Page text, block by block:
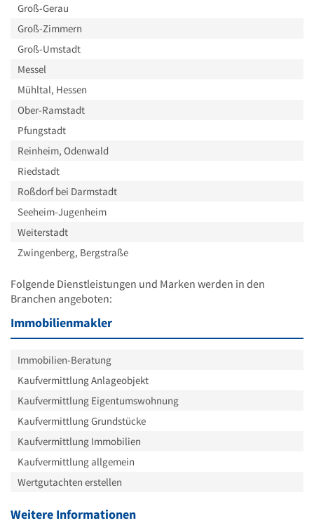
Groß-Gerau
Groß-Zimmern
Groß-Umstadt
Messel
Mühltal, Hessen
Ober-Ramstadt
Pfungstadt
Reinheim, Odenwald
Riedstadt
Roßdorf bei Darmstadt
Seeheim-Jugenheim
Weiterstadt
Zwingenberg, Bergstraße
Folgende Dienstleistungen und Marken werden in den
Branchen angeboten:
Immobilienmakler
Immobilien-Beratung
Kaufvermittlung Anlageobjekt
Kaufvermittlung Eigentumswohnung
Kaufvermittlung Grundstücke
Kaufvermittlung Immobilien
Kaufvermittlung allgemein
Wertgutachten erstellen
Weitere Informationen